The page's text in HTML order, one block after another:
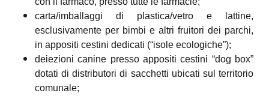
carta/imballaggi di plastica/vetro e lattine,
esclusivamente per bimbi e altri fruitori dei parchi,
in appositi cestini dedicati (“isole ecologiche”);
deiezioni canine presso appositi cestini “dog box”
dotati di distributori di sacchetti ubicati sul territorio
comunale;